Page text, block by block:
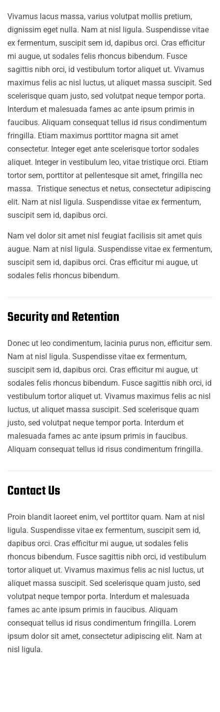
Vivamus lacus massa, varius volutpat mollis pretium,
dignissim eget nulla. Nam at nisl ligula. Suspendisse vitae
ex fermentum, suscipit sem id, dapibus orci. Cras efficitur
mi augue, ut sodales felis rhoncus bibendum. Fusce
sagittis nibh orci, id vestibulum tortor aliquet ut. Vivamus
maximus felis ac nisl luctus, ut aliquet massa suscipit. Sed
scelerisque quam justo, sed volutpat neque tempor porta.
Interdum et malesuada fames ac ante ipsum primis in
faucibus. Aliquam consequat tellus id risus condimentum
fringilla. Etiam maximus porttitor magna sit amet
consectetur. Integer eget ante scelerisque tortor sodales
aliquet. Integer in vestibulum leo, vitae tristique orci. Etiam
tortor sem, porttitor at pellentesque sit amet, fringilla nec
massa. Tristique senectus et netus, consectetur adipiscing
elit. Nam at nisl ligula. Suspendisse vitae ex fermentum,
suscipit sem id, dapibus orci.
Nam vel dolor sit amet nisl feugiat facilisis sit amet quis
augue. Nam at nisl ligula. Suspendisse vitae ex fermentum,
suscipit sem id, dapibus orci. Cras efficitur mi augue, ut
sodales felis rhoncus bibendum.
Security and Retention
Donec ut leo condimentum, lacinia purus non, efficitur sem.
Nam at nisl ligula. Suspendisse vitae ex fermentum,
suscipit sem id, dapibus orci. Cras efficitur mi augue, ut
sodales felis rhoncus bibendum. Fusce sagittis nibh orci, id
vestibulum tortor aliquet ut. Vivamus maximus felis ac nisl
luctus, ut aliquet massa suscipit. Sed scelerisque quam
justo, sed volutpat neque tempor porta. Interdum et
malesuada fames ac ante ipsum primis in faucibus.
Aliquam consequat tellus id risus condimentum fringilla.
Contact Us
Proin blandit laoreet enim, vel porttitor quam. Nam at nisl
ligula. Suspendisse vitae ex fermentum, suscipit sem id,
dapibus orci. Cras efficitur mi augue, ut sodales felis
rhoncus bibendum. Fusce sagittis nibh orci, id vestibulum
tortor aliquet ut. Vivamus maximus felis ac nisl luctus, ut
aliquet massa suscipit. Sed scelerisque quam justo, sed
volutpat neque tempor porta. Interdum et malesuada
fames ac ante ipsum primis in faucibus. Aliquam
consequat tellus id risus condimentum fringilla. Lorem
ipsum dolor sit amet, consectetur adipiscing elit. Nam at
nisl ligula.